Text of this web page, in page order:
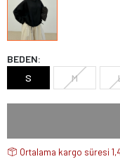
BEDEN:
S
M
Ortalama kargo süresi